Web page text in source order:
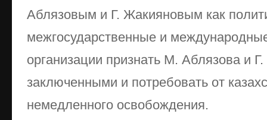
Аблязовым и Г. Жакияновым как
межгосударственные и
организации признать М. Аблязова и
заключенными и потребовать от
немедленного освобождения.